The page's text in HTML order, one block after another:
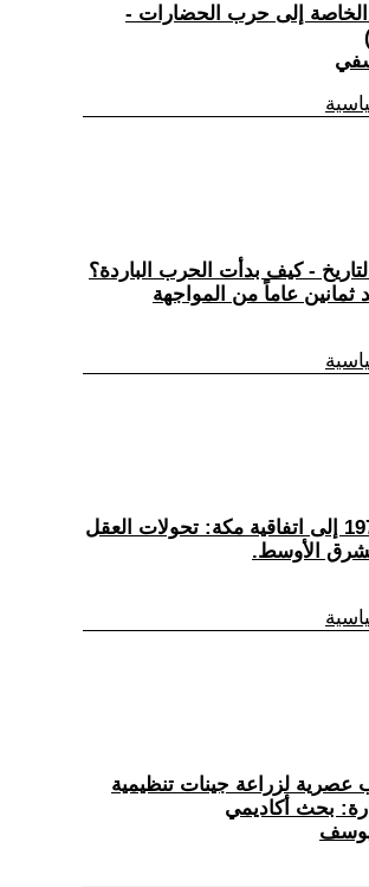
الخاصة إلى حرب الحضارات -
- كيف بدأت الحرب الباردة؟
ثمانين عاماً من المواجهة
(20) من مرحلة 1979 إلى اتفاقية مكة: تحولات العقل
الأوسط.
عصرية لزراعة جينات تنظيمية
بحث أكاديمي
يوسف